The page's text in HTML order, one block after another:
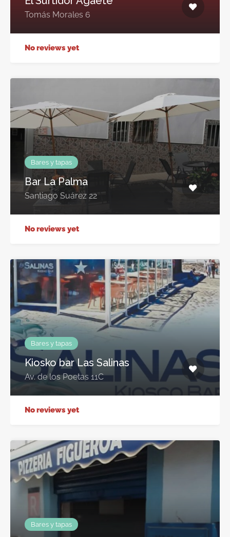
Tomás Morales 6
No reviews yet
Bares y tapas
Bar La Palma
Santiago Suárez 22
No reviews yet
Bares y tapas
Kiosko bar Las Salinas
Av. de los Poetas 11C
No reviews yet
Bares y tapas